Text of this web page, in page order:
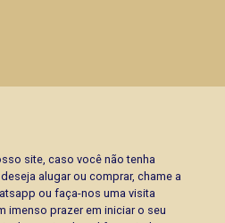
site, caso você não tenha
alugar ou comprar, chame a
ou faça-nos uma visita
imenso prazer em iniciar o seu